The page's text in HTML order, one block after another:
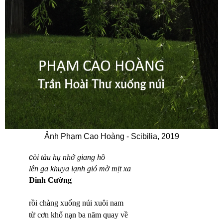
Ảnh Phạm Cao Hoàng - Scibilia, 2019
còi tàu hụ nhớ giang hồ
lên ga khuya lạnh gió mờ mịt xa
Đinh Cường
rồi chàng xuống núi xuôi nam
từ cơn khổ nạn ba năm quay về